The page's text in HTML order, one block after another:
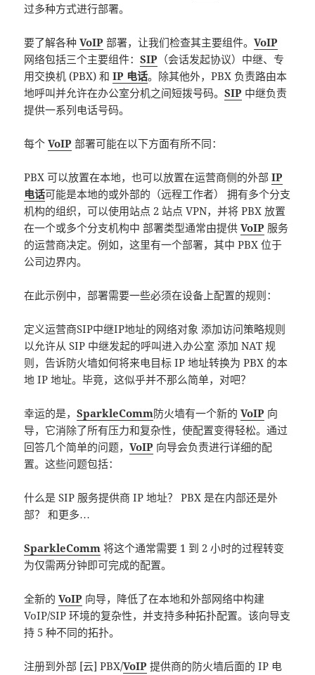
过多种方式进行部署。
要了解各种VoIP 部署，让我们检查其主要组件。VoIP
网络包括三个主要组件：SIP （会话发起协议）中继、专
用交换机 (PBX) 和IP 电话。除其他外，PBX 负责路由本
地呼叫并允许在办公室分机之间短拨号码。SIP 中继负责
提供一系列电话号码。
每个VoIP 部署可能在以下方面有所不同：
PBX 可以放置在本地，也可以放置在运营商侧的外部IP
电话可能是本地的或外部的（远程工作者） 拥有多个分支
机构的组织，可以使用站点 2 站点 VPN，并将 PBX 放置
在一个或多个分支机构中 部署类型通常由提供VoIP 服务
的运营商决定。例如，这里有一个部署，其中 PBX 位于
公司边界内。
在此示例中，部署需要一些必须在设备上配置的规则：
定义运营商SIP中继IP地址的网络对象 添加访问策略规则
以允许从 SIP 中继发起的呼叫进入办公室 添加 NAT 规
则，告诉防火墙如何将来电目标 IP 地址转换为 PBX 的本
地 IP 地址。毕竟，这似乎并不那么简单，对吧？
幸运的是，SparkleComm防火墙有一个新的VoIP 向
导，它消除了所有压力和复杂性，使配置变得轻松。通过
回答几个简单的问题，VoIP 向导会负责进行详细的配
置。这些问题包括：
什么是 SIP 服务提供商 IP 地址？ PBX 是在内部还是外
部？ 和更多…
SparkleComm 将这个通常需要 1 到 2 小时的过程转变
为仅需两分钟即可完成的配置。
全新的VoIP 向导，降低了在本地和外部网络中构建
VoIP/SIP 环境的复杂性，并支持多种拓扑配置。该向导支
持 5 种不同的拓扑。
注册到外部 [云] PBX/VoIP 提供商的防火墙后面的 IP 电